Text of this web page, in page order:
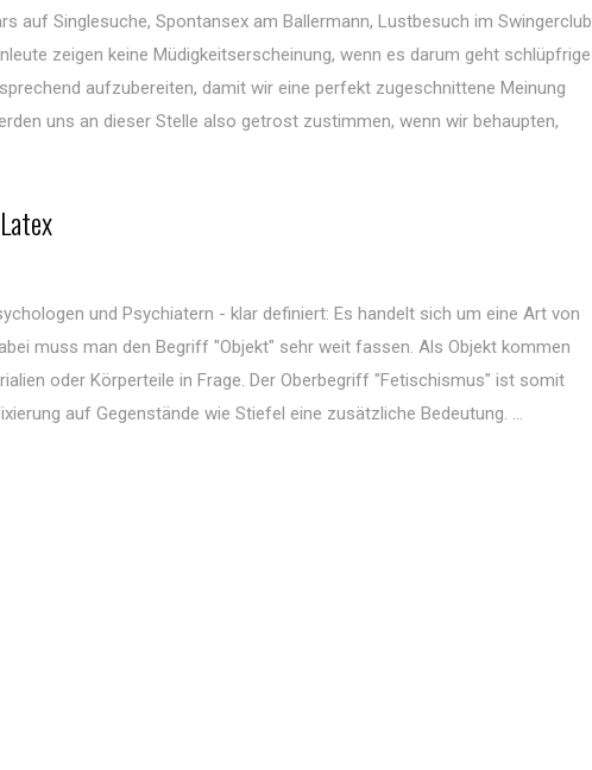
auf Singlesuche, Spontansex am Ballermann, Lustbesuch im Swingerclub
zeigen keine Müdigkeitserscheinung, wenn es darum geht schlüpfrige
aufzubereiten, damit wir eine perfekt zugeschnittene Meinung
uns an dieser Stelle also getrost zustimmen, wenn wir behaupten,
und Psychiatern - klar definiert: Es handelt sich um eine Art von
muss man den Begriff "Objekt" sehr weit fassen. Als Objekt kommen
oder Körperteile in Frage. Der Oberbegriff "Fetischismus" ist somit
auf Gegenstände wie Stiefel eine zusätzliche Bedeutung. ...